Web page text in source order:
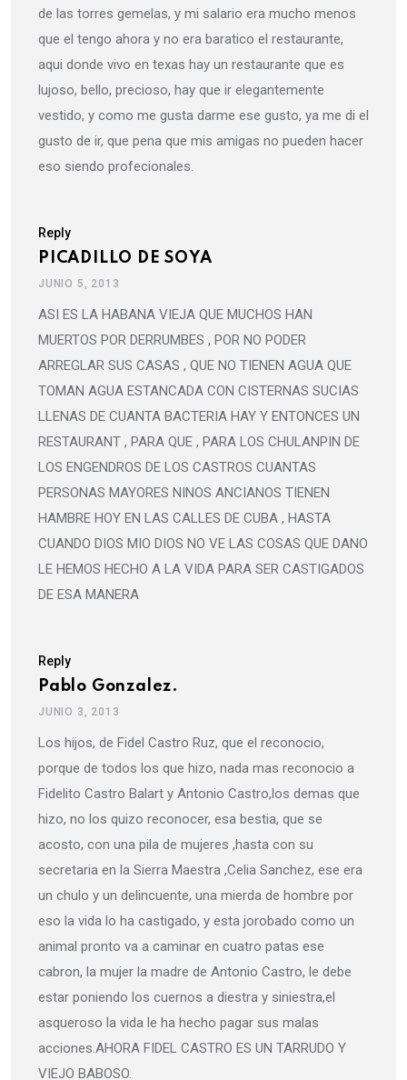
de las torres gemelas, y mi salario era mucho menos
que el tengo ahora y no era baratico el restaurante,
aqui donde vivo en texas hay un restaurante que es
lujoso, bello, precioso, hay que ir elegantemente
vestido, y como me gusta darme ese gusto, ya me di el
gusto de ir, que pena que mis amigas no pueden hacer
eso siendo profecionales.
Reply
PICADILLO DE SOYA
JUNIO 5, 2013
ASI ES LA HABANA VIEJA QUE MUCHOS HAN
MUERTOS POR DERRUMBES , POR NO PODER
ARREGLAR SUS CASAS , QUE NO TIENEN AGUA QUE
TOMAN AGUA ESTANCADA CON CISTERNAS SUCIAS
LLENAS DE CUANTA BACTERIA HAY Y ENTONCES UN
RESTAURANT , PARA QUE , PARA LOS CHULANPIN DE
LOS ENGENDROS DE LOS CASTROS CUANTAS
PERSONAS MAYORES NINOS ANCIANOS TIENEN
HAMBRE HOY EN LAS CALLES DE CUBA , HASTA
CUANDO DIOS MIO DIOS NO VE LAS COSAS QUE DANO
LE HEMOS HECHO A LA VIDA PARA SER CASTIGADOS
DE ESA MANERA
Reply
Pablo Gonzalez.
JUNIO 3, 2013
Los hijos, de Fidel Castro Ruz, que el reconocio,
porque de todos los que hizo, nada mas reconocio a
Fidelito Castro Balart y Antonio Castro,los demas que
hizo, no los quizo reconocer, esa bestia, que se
acosto, con una pila de mujeres ,hasta con su
secretaria en la Sierra Maestra ,Celia Sanchez, ese era
un chulo y un delincuente, una mierda de hombre por
eso la vida lo ha castigado, y esta jorobado como un
animal pronto va a caminar en cuatro patas ese
cabron, la mujer la madre de Antonio Castro, le debe
estar poniendo los cuernos a diestra y siniestra,el
asqueroso la vida le ha hecho pagar sus malas
acciones.AHORA FIDEL CASTRO ES UN TARRUDO Y
VIEJO BABOSO.